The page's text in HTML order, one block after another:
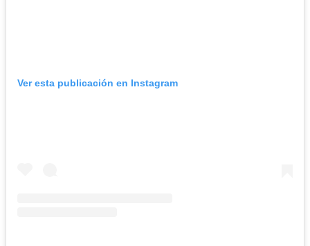
Ver esta publicación en Instagram